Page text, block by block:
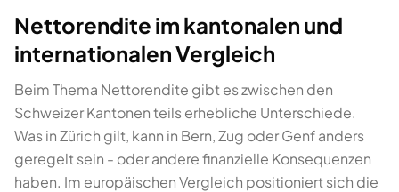
Nettorendite im kantonalen und
internationalen Vergleich
Beim Thema Nettorendite gibt es zwischen den
Schweizer Kantonen teils erhebliche Unterschiede.
Was in Zürich gilt, kann in Bern, Zug oder Genf anders
geregelt sein - oder andere finanzielle Konsequenzen
haben. Im europäischen Vergleich positioniert sich die